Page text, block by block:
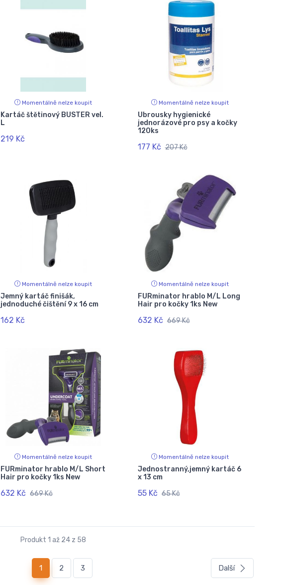
Momentálně nelze koupit
Kartáč štětinový BUSTER vel.
L
219 Kč
Momentálně nelze koupit
Ubrousky hygienické
jednorázové pro psy a kočky
120ks
177 Kč 207 Kč
Momentálně nelze koupit
Jemný kartáč finišák,
jednoduché čištění 9 x 16 cm
162 Kč
Momentálně nelze koupit
FURminator hrablo M/L Long
Hair pro kočky 1ks New
632 Kč 669 Kč
Momentálně nelze koupit
FURminator hrablo M/L Short
Hair pro kočky 1ks New
632 Kč 669 Kč
Momentálně nelze koupit
Jednostranný,jemný kartáč 6
x 13 cm
55 Kč 65 Kč
Produkt 1 až 24 z 58
1(current)
2 3 Další